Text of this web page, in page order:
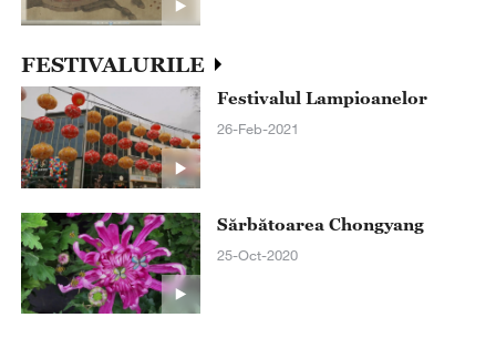
FESTIVALURILE
Festivalul Lampioanelor
26-Feb-2021
Sărbătoarea Chongyang
25-Oct-2020